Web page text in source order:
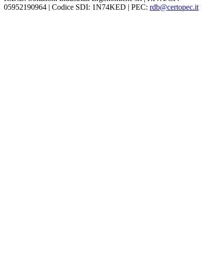
05952190964 | Codice SDI: 1N74KED | PEC: rdb@certopec.it